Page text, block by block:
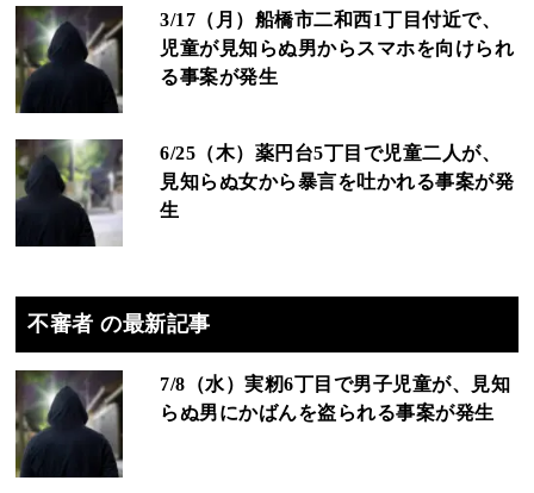
3/17（月）船橋市二和西1丁目付近で、
児童が見知らぬ男からスマホを向けられ
る事案が発生
6/25（木）薬円台5丁目で児童二人が、
見知らぬ女から暴言を吐かれる事案が発
生
不審者 の最新記事
7/8（水）実籾6丁目で男子児童が、見知
らぬ男にかばんを盗られる事案が発生